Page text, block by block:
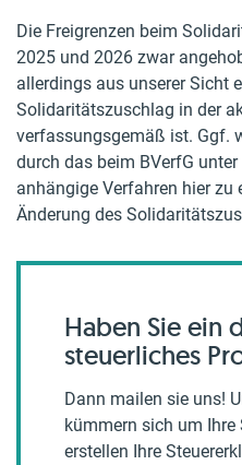
Die Freigrenzen beim
2025 und 2026 zwar
allerdings aus unserer Sicht
Solidaritätszuschlag in der
verfassungsgemäß ist. Ggf.
durch das beim BVerfG
anhängige Verfahren hier
Änderung des
Haben Sie ein
steuerliches
Dann mailen sie uns!
kümmern sich um Ihre
erstellen Ihre